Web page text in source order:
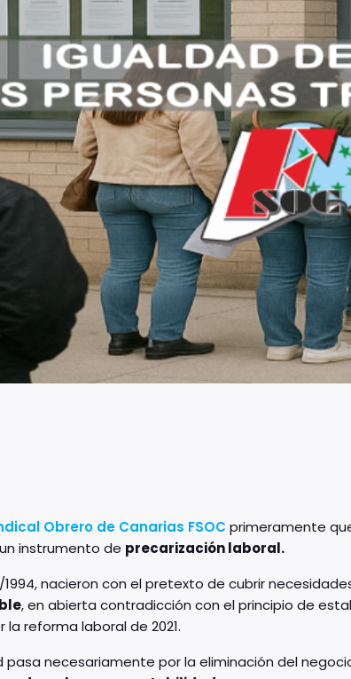
Obrero de Canarias FSOC primeramente
instrumento de precarización laboral.
1994, nacieron con el pretexto de cubrir
, en abierta contradicción con el principio de
la reforma laboral de 2021.
necesariamente por la eliminación del